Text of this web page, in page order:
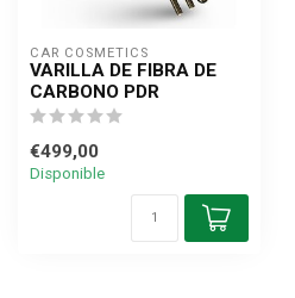
CAR COSMETICS
VARILLA DE FIBRA DE
CARBONO PDR
€499,00
Disponible